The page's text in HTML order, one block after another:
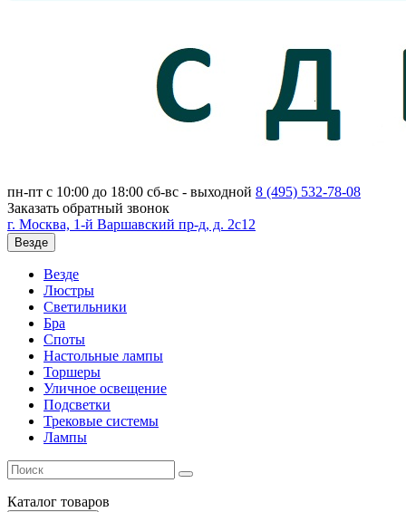
пн-пт с 10:00 до 18:00 сб-вс - выходной 8 (495) 532-78-08
Заказать обратный звонок
г. Москва, 1-й Варшавский пр-д, д. 2с12
Везде
Везде
Люстры
Светильники
Бра
Споты
Настольные лампы
Торшеры
Уличное освещение
Подсветки
Трековые системы
Лампы
Каталог товаров